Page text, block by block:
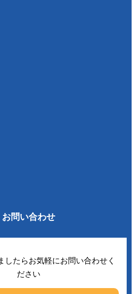
お問い合わせ
したらお気軽にお問い合わせく
ださい